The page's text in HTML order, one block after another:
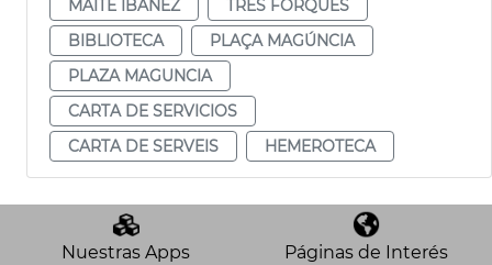
MAITE IBÁÑEZ
TRES FORQUES
BIBLIOTECA
PLAÇA MAGÚNCIA
PLAZA MAGUNCIA
CARTA DE SERVICIOS
CARTA DE SERVEIS
HEMEROTECA
Nuestras Apps Páginas de Interés